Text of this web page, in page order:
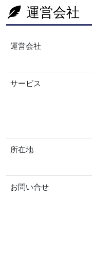
運営会社
運営会社
サービス
所在地
お問い合せ